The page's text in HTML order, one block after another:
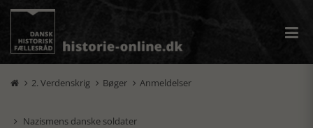
 2. Verdenskrig  Bøger  Anmeldelser
 Nazismens danske soldater